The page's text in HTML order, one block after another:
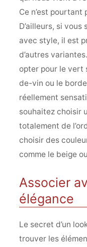
Ce n’est pourtant
D’ailleurs, si
avec style, il est
d’autres
opter pour le vert
de-vin ou le
réellement
souhaitez choisir
totalement de
choisir des
comme le beige
Associer
élégance
Le secret d’un
trouver les